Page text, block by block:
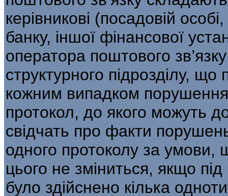
керівникові (посадовій
банку, іншої фінансової
оператора поштово­го
структурного підрозділу,
кожним випадком
протокол, до якого можуть
свідчать про факти
одного протоколу за
цього не зміниться, якщо під
було здійснено кілька